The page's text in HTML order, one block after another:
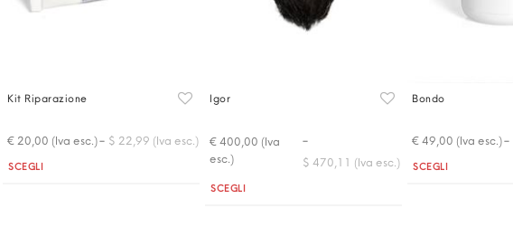
Kit Riparazione
€ 20,00 (Iva esc.)- $ 22,99 (Iva esc.)
Quantità
SCEGLI
Igor
€ 400,00 (Iva
esc.)
-
$ 470,11 (Iva esc.)
Quantità
SCEGLI
Bondo
€ 49,00 (Iva esc.)-
Quantità
SCEGLI